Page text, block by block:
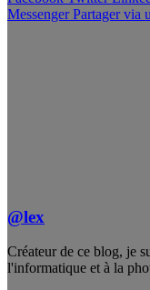
Messenger Partager via
@lex
Créateur de ce blog, je
l'informatique et à la